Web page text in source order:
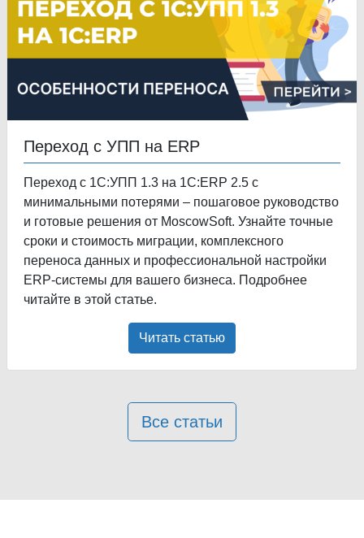
Переход с УПП на ERP
Переход с 1С:УПП 1.3 на 1С:ERP 2.5 с
минимальными потерями – пошаговое руководство
и готовые решения от MoscowSoft. Узнайте точные
сроки и стоимость миграции, комплексного
переноса данных и профессиональной настройки
ERP-системы для вашего бизнеса. Подробнее
читайте в этой статье.
Читать статью
Все статьи